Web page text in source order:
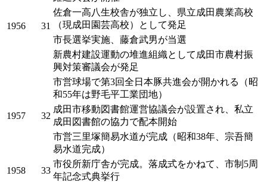
1956 31
佐倉一高八生校舎が独立し、県立成田農業高校
（現成田園芸高校）として発足
市長選挙実施、藤倉武男が当選
新農村建設運動の堆進組織として成田市農村振
興対策審議会が発足
1957 32
市営球場で第3回全日本豚共進会が開かれる（昭
和55年は野毛平工業団地）
成田市移動図書館運営協議会が設置され、私立
成田図書館の協力で配本開始
市営三里塚簡易水道が完成（昭和38年、宗吾簡
易水道完成）
1958 33
市役所新庁舎が完成。落成式をかねて、市制5周
年記念式典挙行